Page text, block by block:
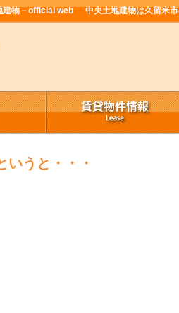
建物－official web 中央土地建物は久留米
いうと・・・